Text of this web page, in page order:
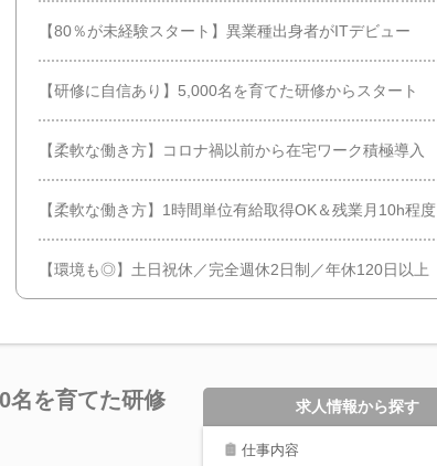
【80％が未経験スタート】異業種出身者がITデビュー
【研修に自信あり】5,000名を育てた研修からスタート
【柔軟な働き方】コロナ禍以前から在宅ワーク積極導入
【柔軟な働き方】1時間単位有給取得OK＆残業月10h程度
【環境も◎】土日祝休／完全週休2日制／年休120日以上
を育てた研修
求人情報から探す
仕事内容